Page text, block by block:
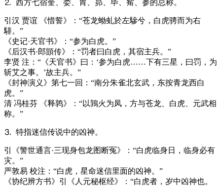
⒉ 西方七宿奎、娄、胃、昴、毕、觜、参的总称。
引 汉 贾谊 《惜誓》：“苍龙蚴虬於左驂兮，白虎骋而为右
騑。”
《史记·天官书》：“参为白虎。”
《后汉书·郎顗传》：“罚者曰白虎，其宿主兵。”
李贤 注：“《天官书》曰：‘参为白虎……下有三星，曰罚，为
斩艾之事。’故主兵。”
《封神演义》第七一回：“南分朱雀北玄武，东按青龙西白
虎。”
清 冯桂芬 《释鹑》：“以鶉火为凤，方与苍龙、白虎、元武相
称。”
⒊ 特指迷信传说中的凶神。
引
《警世通言·三现身包龙图断冤》：“白虎临身日，临身必有
灾。”
严敦易 校注：“白虎，星命迷信里面的凶神。”
《协纪辨方书》引《人元秘枢经》：“白虎者，岁中凶神也。